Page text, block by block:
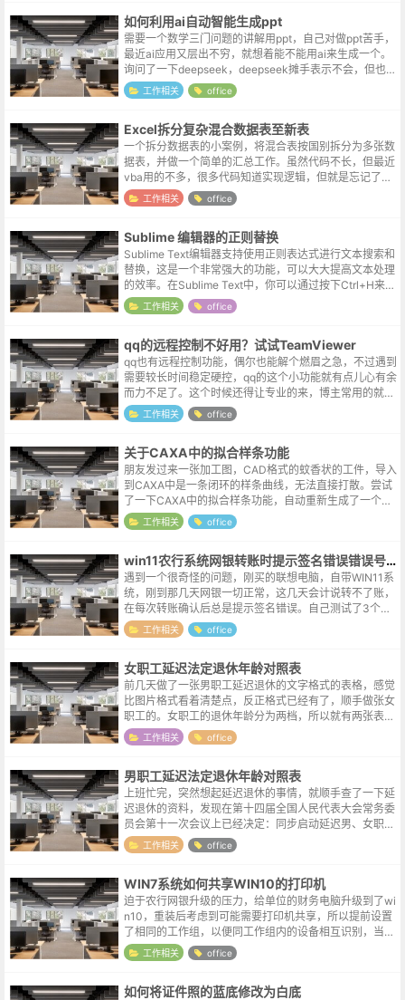
如何利用ai自动智能生成ppt
需要一个数学三门问题的讲解用ppt，自己对做ppt苦手，
最近ai应用又层出不穷，就想着能不能用ai来生成一个。
询问了一下deepseek，deepseek摊手表示不会，但也推
荐了一个ai小伙伴，kimi。关于kimiKimi是由北京月...
工作相关 office
Excel拆分复杂混合数据表至新表
一个拆分数据表的小案例，将混合表按国别拆分为多张数
据表，并做一个简单的汇总工作。虽然代码不长，但最近
vba用的不多，很多代码知道实现逻辑，但就是忘记了书
写的格式，记录一下测试流程，方便查询。另外，简单功
能active控件就能够满足要求...
工作相关 office
Sublime 编辑器的正则替换
Sublime Text编辑器支持使用正则表达式进行文本搜索和
替换，这是一个非常强大的功能，可以大大提高文本处理
的效率。在Sublime Text中，你可以通过按下Ctrl+H来打
开替换对话框，并点击对话框中的[.*]按钮来启用正则表...
工作相关 office
qq的远程控制不好用？试试TeamViewer
qq也有远程控制功能，偶尔也能解个燃眉之急，不过遇到
需要较长时间稳定硬控，qq的这个小功能就有点儿心有余
而力不足了。这个时候还得让专业的来，博主常用的就是
这个叫TeamViewer的软件。官网地址https://www.team
vie...
工作相关 office
关于CAXA中的拟合样条功能
朋友发过来一张加工图，CAD格式的蚊香状的工件，导入
到CAXA中是一条闭环的样条曲线，无法直接打散。尝试
了一下CAXA中的拟合样条功能，自动重新生成了一个可
编辑标注的图形，严丝合缝。查了一下样条拟合的概念，
大致是将复杂曲线分为多段,段...
工作相关 office
win11农行系统网银转账时提示签名错误错误号9007
遇到一个很奇怪的问题，刚买的联想电脑，自带WIN11系
统，刚到那几天网银一切正常，这几天会计说转不了账，
在每次转账确认后总是提示签名错误。自己测试了3个浏
览器，EDGE/CHROME/360极速，无一例外都是显示同
一个错误。换到另外一...
工作相关 office
女职工延迟法定退休年龄对照表
前几天做了一张男职工延迟退休的文字格式的表格，感觉
比图片格式看着清楚点，反正格式已经有了，顺手做张女
职工的。女职工的退休年龄分为两档，所以就有两张表
格，分别是五十岁退休档和五十五岁退休档。女职工的法
定退休年龄从原五十周岁、五十五周岁分...
工作相关 office
男职工延迟法定退休年龄对照表
上班忙完，突然想起延迟退休的事情，就顺手查了一下延
迟退休的资料，发现在第十四届全国人民代表大会常务委
员会第十一次会议上已经决定：同步启动延迟男、女职工
的法定退休年龄，用十五年时间，逐步将男职工的法定退
休年龄从原六十周岁延迟至六十三周岁...
工作相关 office
WIN7系统如何共享WIN10的打印机
迫于农行网银升级的压力，给单位的财务电脑升级到了wi
n10，重装后考虑到可能需要打印机共享，所以提前设置
了相同的工作组，以便同工作组内的设备相互识别，当然
装完系统后也设置好了打印机共享。但是同办公室的win
7倒也是识别到了同组中的wi...
工作相关 office
如何将证件照的蓝底修改为白底